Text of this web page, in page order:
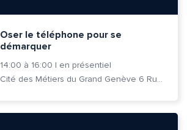
Oser le téléphone pour se
démarquer
14:00 à 16:00 | en présentiel
Cité des Métiers du Grand Genève 6 Rue Prévost-Martin 1205 Genève